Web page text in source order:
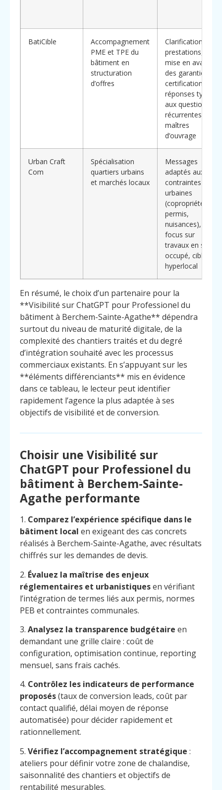
Contact
Appelez
BatiCible
Accompagnement
PME et TPE du
bâtiment en
structuration
d’offres
Clarification des
prestations,
mise en avant
des garanties et
certifications,
réponses types
aux questions
récurrentes des
maîtres
d’ouvrage
Urban Craft
Com
Spécialisation
quartiers urbains
et marchés locaux
Messages
adaptés aux
contraintes
urbaines
(copropriétés,
permis,
nuisances),
focus sur
travaux en site
occupé, ciblage
hyperlocal
En résumé, le choix d’un partenaire pour la
**Visibilité sur ChatGPT pour Professionel du
bâtiment à Berchem-Sainte-Agathe** dépendra
surtout du niveau de maturité digitale, de la
complexité des chantiers traités et du degré
d’intégration souhaité avec les processus
commerciaux existants. En s’appuyant sur les
**éléments différenciants** mis en évidence
dans ce tableau, le lecteur peut identifier
rapidement l’agence la plus adaptée à ses
objectifs de visibilité et de conversion.
Choisir une Visibilité sur
ChatGPT pour Professionel du
bâtiment à Berchem-Sainte-
Agathe performante
1. Comparez l’expérience spécifique dans le
bâtiment local en exigeant des cas concrets
réalisés à Berchem-Sainte-Agathe, avec résultats
chiffrés sur les demandes de devis.
2. Évaluez la maîtrise des enjeux
réglementaires et urbanistiquesen vérifiant
l’intégration de termes liés aux permis, normes
PEB et contraintes communales.
3. Analysez la transparence budgétaire en
demandant une grille claire : coût de
configuration, optimisation continue, reporting
mensuel, sans frais cachés.
4. Contrôlez les indicateurs de performance
proposés(taux de conversion leads, coût par
contact qualifié, délai moyen de réponse
automatisée) pour décider rapidement et
rationnellement.
5. Vérifiez l’accompagnement stratégique :
ateliers pour définir votre zone de chalandise,
saisonnalité des chantiers et objectifs de
rentabilité mesurables.